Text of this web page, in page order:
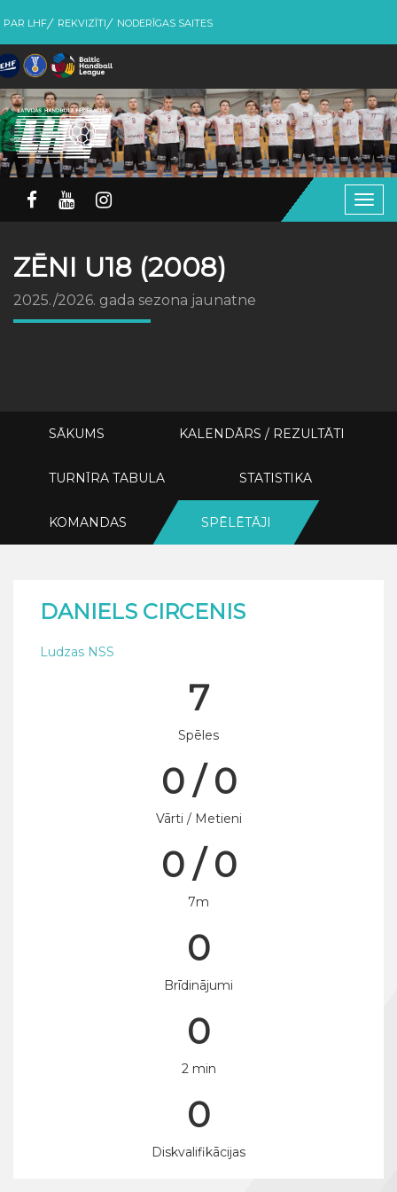
PAR LHF REKVIZĪTI NODERĪGAS SAITES
ZĒNI U18 (2008)
2025./2026. gada sezona jaunatne
SĀKUMS KALENDĀRS / REZULTĀTI
TURNĪRA TABULA STATISTIKA
KOMANDAS SPĒLĒTĀJI
DANIELS CIRCENIS
Ludzas NSS
7
Spēles
0 / 0
Vārti / Metieni
0 / 0
7m
0
Brīdinājumi
0
2 min
0
Diskvalifikācijas